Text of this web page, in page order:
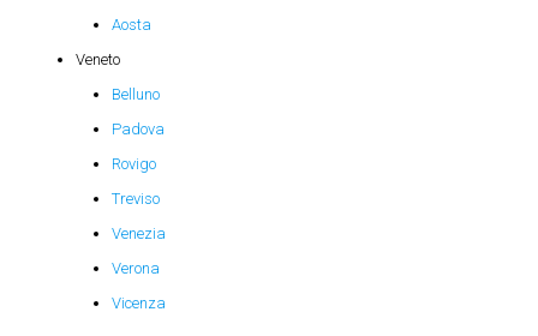
Aosta
Veneto
Belluno
Padova
Rovigo
Treviso
Venezia
Verona
Vicenza